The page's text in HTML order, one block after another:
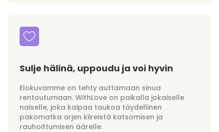
Sulje hälinä, uppoudu ja voi hyvin
Elokuvamme on tehty auttamaan sinua
rentoutumaan. WithLove on paikalla jokaiselle
naiselle, joka kaipaa taukoa täydellinen
pakomatka arjen kiireistä katsomisen ja
rauhoittumisen äärelle.